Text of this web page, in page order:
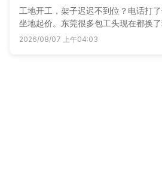
工地开工，架子迟迟不到位？电话打
坐地起价。东莞很多包工头现在都换
下单铝合金脚手架，全城一口价，配套
2026/08/07 上午04:03